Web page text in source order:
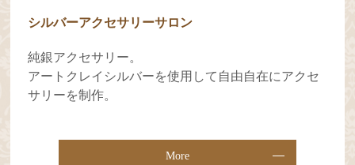
シルバーアクセサリーサロン
純銀アクセサリー。
アートクレイシルバーを使用して自由自在にアクセ
サリーを制作。
More